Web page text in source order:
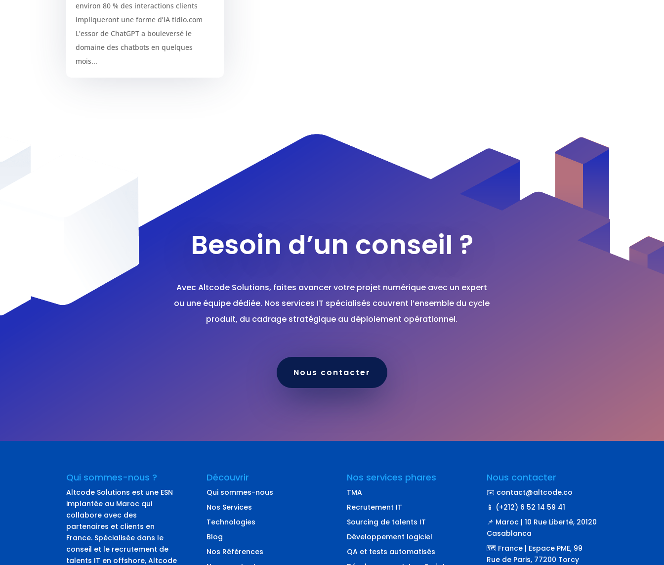
environ 80 % des interactions clients
impliqueront une forme d’IA tidio.com
L’essor de ChatGPT a bouleversé le
domaine des chatbots en quelques
mois...
Besoin d’un conseil ?
Avec Altcode Solutions, faites avancer votre projet numérique avec un expert
ou une équipe dédiée. Nos services IT spécialisés couvrent l’ensemble du cycle
produit, du cadrage stratégique au déploiement opérationnel.
Nous contacter
Qui sommes-nous ?
Altcode Solutions est une ESN
implantée au Maroc qui
collabore avec des
partenaires et clients en
France. Spécialisée dans le
conseil et le recrutement de
talents IT en offshore, Altcode
Découvrir
Qui sommes-nous
Nos Services
Technologies
Blog
Nos Références
Nos services phares
TMA
Recrutement IT
Sourcing de talents IT
Développement logiciel
QA et tests automatisés
Nous contacter
✉️ contact@altcode.co
📱 (+212) 6 52 14 59 41
📌 Maroc | 10 Rue Liberté, 20120
Casablanca
🗺️ France | Espace PME, 99
Rue de Paris, 77200 Torcy